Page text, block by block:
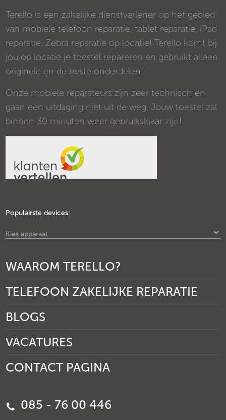
Terello is een zakelijke dienstverlener op het gebied
van mobiele telefoon reparatie, tablet reparatie, iPad
reparatie, Zebra reparatie op locatie! Terello komt bij
jou op locatie je toestel repareren en gebruikt alleen
originele en de beste onderdelen!
Onze mobiele reparateurs zijn zeer technisch en
gaan een uitdaging niet uit de weg. Jouw toestel zal
binnen 30 minuten weer gebruiksklaar zijn!
Populairste devices:
Kies apparaat
WAAROM TERELLO?
TELEFOON ZAKELIJKE REPARATIE
BLOGS
VACATURES
CONTACT PAGINA
085 - 76 00 446